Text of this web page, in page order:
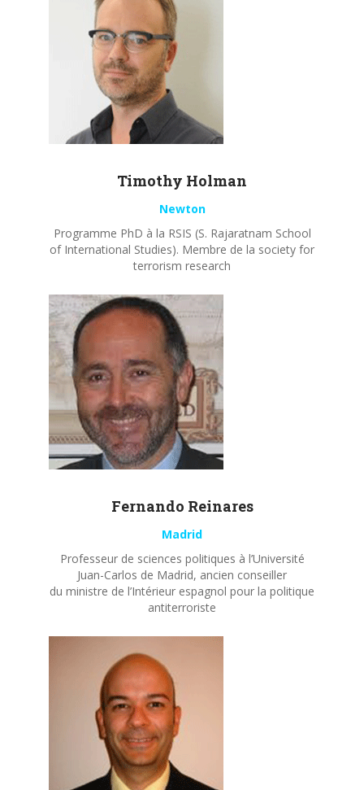
Timothy Holman
Newton
Programme PhD à la RSIS (S. Rajaratnam School
of International Studies). Membre de la society for
terrorism research
Fernando Reinares
Madrid
Professeur de sciences politiques à l’Université
Juan-Carlos de Madrid, ancien conseiller
du ministre de l’Intérieur espagnol pour la politique
antiterroriste